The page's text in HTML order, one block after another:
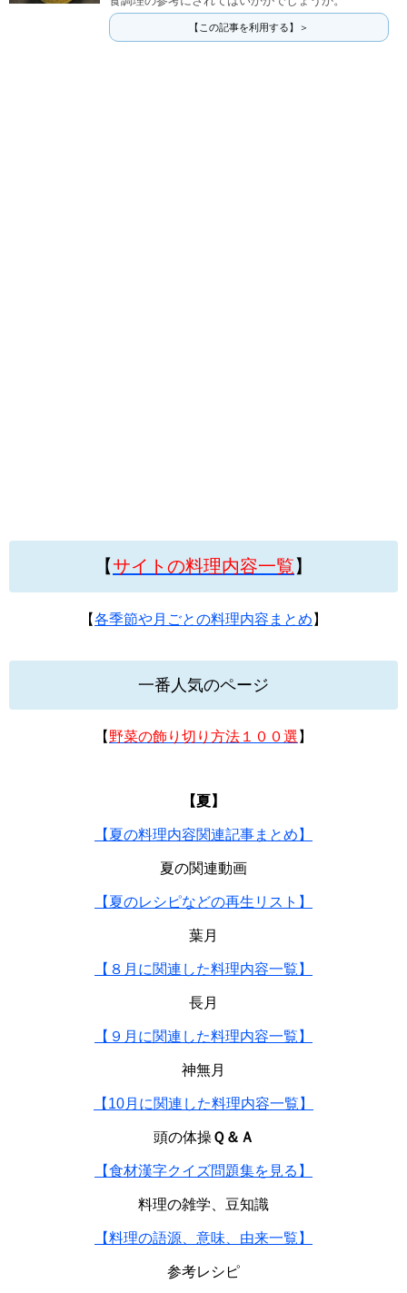
【この記事を利用する】＞
【サイトの料理内容一覧】
【各季節や月ごとの料理内容まとめ 】
一番人気のページ
【 野菜の飾り切り方法１００選 】
【夏】
【夏の料理内容関連記事まとめ】
夏の関連動画
【夏のレシピなどの再生リスト】
葉月
【８月に関連した料理内容一覧】
長月
【９月に関連した料理内容一覧】
神無月
【10月に関連した料理内容一覧】
頭の体操Ｑ＆Ａ
【食材漢字クイズ問題集を見る】
料理の雑学、豆知識
【料理の語源、意味、由来一覧】
参考レシピ